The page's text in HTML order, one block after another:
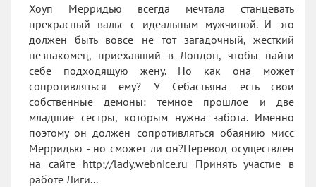
Хоуп Мерридью всегда мечтала станцевать
прекрасный вальс с идеальным мужчиной. И это
должен быть вовсе не тот загадочный, жесткий
незнакомец, приехавший в Лондон, чтобы найти
себе подходящую жену. Но как она может
сопротивляться ему? У Себастьяна есть свои
собственные демоны: темное прошлое и две
младшие сестры, которым нужна забота. Именно
поэтому он должен сопротивляться обаянию мисс
Мерридью - но сможет ли он?Перевод осуществлен
на сайте http://lady.webnice.ru Принять участие в
работе Лиги...